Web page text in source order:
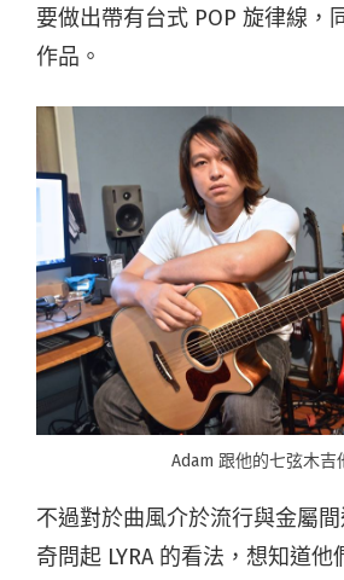
要做出帶有台式 POP 旋律線，
作品。
Adam 跟他的七弦木吉
不過對於曲風介於流行與金屬
奇問起 LYRA 的看法，想知道